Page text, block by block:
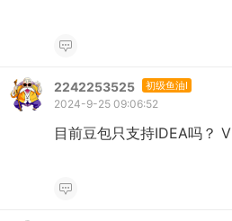
2242253525 初级鱼油I
2024-9-25 09:06:52
目前豆包只支持IDEA吗？